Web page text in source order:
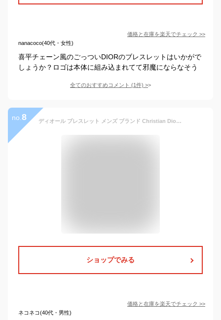
価格と在庫を楽天でチェック >>
nanacoco(40代・女性)
喜平チェーン風のごっついDIORのブレスレットはいかがで
しょうか？ロゴは本体に組み込まれてて邪魔にならなそう
全てのおすすめコメント (1件) >
no. 8 ディオール ブレスレット メンズ ブランド Christian Dior ドイツ B1973 ブラウン アクセサリー 選べるモデル
ショップでみる
価格と在庫を楽天でチェック >>
ネコネコ(40代・男性)